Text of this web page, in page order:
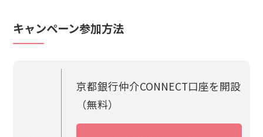
キャンペーン参加方法
京都銀行仲介CONNECT口座を開設
（無料）